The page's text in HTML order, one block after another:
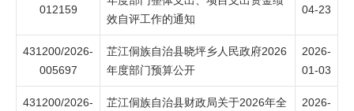
012159
效自评工作的通知
04-23
431200/2026-
005697
芷江侗族自治县晓坪乡人民政府2026
年度部门预算公开
2026-
01-03
431200/2026-
芷江侗族自治县财政局关于2026年全
2026-